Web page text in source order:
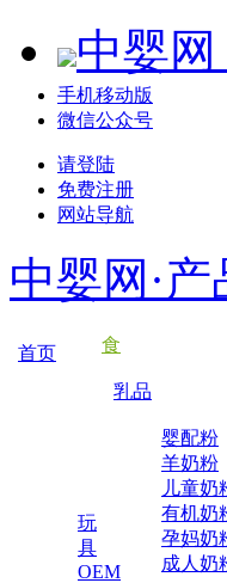
中婴
手机移动版
微信公众号
请登陆
免费注册
网站导航
中婴网·
首页 食
乳品
婴配粉
羊奶粉
儿童奶
有机奶
孕妈奶
成人奶
玩
具
OEM